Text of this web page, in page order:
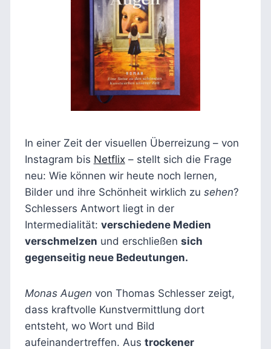
In einer Zeit der visuellen Überreizung – von
Instagram bis Netflix– stellt sich die Frage
neu: Wie können wir heute noch lernen,
Bilder und ihre Schönheit wirklich zu sehen?
Schlessers Antwort liegt in der
Intermedialität: verschiedene Medien
verschmelzen und erschließen sich
gegenseitig neue Bedeutungen.
Monas Augen von Thomas Schlesser zeigt,
dass kraftvolle Kunstvermittlung dort
entsteht, wo Wort und Bild
aufeinandertreffen. Aus trockener